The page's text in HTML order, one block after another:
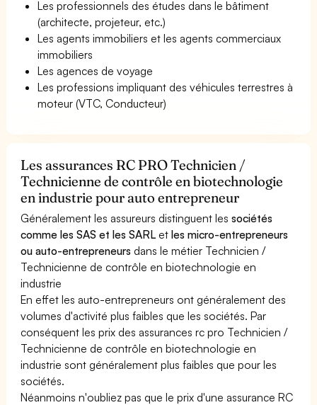
Les professionnels des études dans le bâtiment
(architecte, projeteur, etc.)
Les agents immobiliers et les agents commerciaux
immobiliers
Les agences de voyage
Les professions impliquant des véhicules terrestres à
moteur (VTC, Conducteur)
Les assurances RC PRO Technicien /
Technicienne de contrôle en biotechnologie
en industrie pour auto entrepreneur
Généralement les assureurs distinguent lessociétés
comme les SAS et les SARL etles micro-entrepreneurs
ou auto-entrepreneurs dans le métier Technicien /
Technicienne de contrôle en biotechnologie en
industrie
En effet les auto-entrepreneurs ont généralement des
volumes d'activité plus faibles que les sociétés. Par
conséquent les prix des assurances rc pro Technicien /
Technicienne de contrôle en biotechnologie en
industrie sont généralement plus faibles que pour les
sociétés.
Néanmoins n'oubliez pas que le prix d'une assurance RC